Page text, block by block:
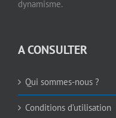
dynamisme.
A CONSULTER
Qui sommes-nous ?
Conditions d’utilisation